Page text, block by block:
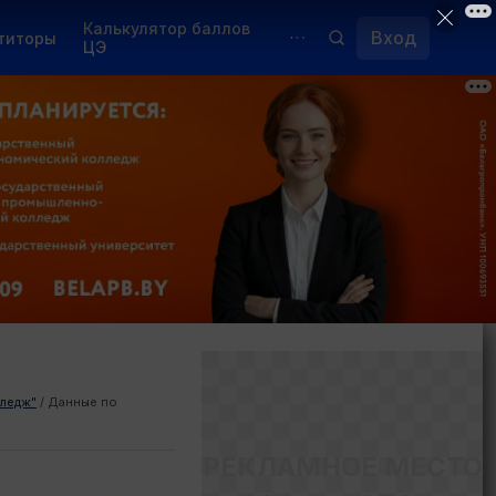
Калькулятор баллов
ЦЭ
Курсы
Переподготовка
Вход
/ Данные по